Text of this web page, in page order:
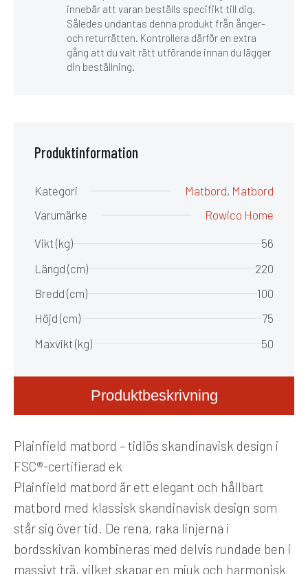
innebär att varan beställs specifikt till dig.
Således undantas denna produkt från ånger-
och returrätten. Kontrollera därför en extra
gång att du valt rätt utförande innan du lägger
din beställning.
Produktbeskrivning
Plainfield matbord – tidlös skandinavisk design i
FSC®-certifierad ek
Plainfield matbord är ett elegant och hållbart
matbord med klassisk skandinavisk design som
står sig över tid. De rena, raka linjerna i
bordsskivan kombineras med delvis rundade ben i
massivt trä, vilket skapar en mjuk och harmonisk
Produktinformation
Kategori Matbord, Matbord
Varumärke
Rowico Home
Vikt (kg)
56
Längd (cm)
220
Bredd (cm)
100
Höjd (cm)
75
Maxvikt (kg)
50